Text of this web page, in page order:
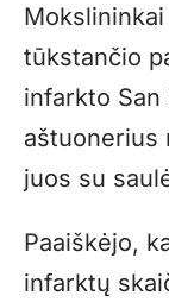
tūkstančio
infarkto
aštuonerius
juos su
Paaiškėjo,
infarktų